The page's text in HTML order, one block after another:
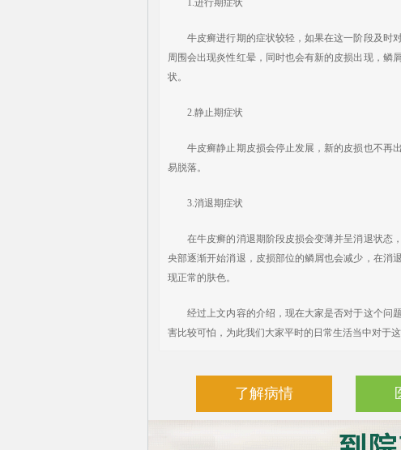
1.进行期症状
牛皮癣进行期的症状较轻，如果在这一阶段及时
周围会出现炎性红晕，同时也会有新的皮损出现，鳞
状。
2.静止期症状
牛皮癣静止期皮损会停止发展，新的皮损也不再
易脱落。
3.消退期症状
在牛皮癣的消退期阶段皮损会变薄并呈消退状态
央部逐渐开始消退，皮损部位的鳞屑也会减少，在消
现正常的肤色。
经过上文内容的介绍，现在大家是否对于这个问
害比较可怕，为此我们大家平时的日常生活当中对于
了解病情